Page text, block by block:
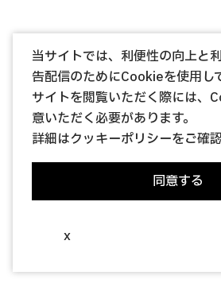
当サイトでは、利便性の向上と
告配信のためにCookieを使用し
サイトを閲覧いただく際には、
意いただく必要があります。
詳細はクッキーポリシーをご確
同意する
x